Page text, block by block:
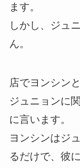
ます。
しかし、ジュ
ん。
店でヨンシン
ジュニョンに
に言います。
ヨンシンはジ
るだけで、彼